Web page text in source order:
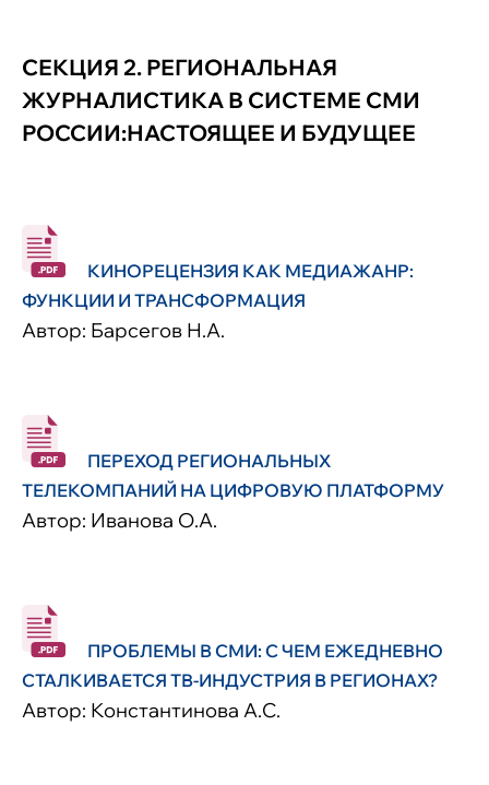
СЕКЦИЯ 2. РЕГИОНАЛЬНАЯ
ЖУРНАЛИСТИКА В СИСТЕМЕ СМИ
РОССИИ:НАСТОЯЩЕЕ И БУДУЩЕЕ
КИНОРЕЦЕНЗИЯ КАК МЕДИАЖАНР:
ФУНКЦИИ И ТРАНСФОРМАЦИЯ
Автор: Барсегов Н.А.
ПЕРЕХОД РЕГИОНАЛЬНЫХ
ТЕЛЕКОМПАНИЙ НА ЦИФРОВУЮ ПЛАТФОРМУ
Автор: Иванова О.А.
ПРОБЛЕМЫ В СМИ: С ЧЕМ ЕЖЕДНЕВНО
СТАЛКИВАЕТСЯ ТВ-ИНДУСТРИЯ В РЕГИОНАХ?
Автор: Константинова А.С.